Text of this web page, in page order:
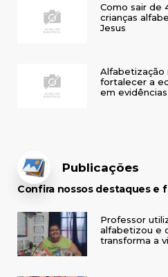
Como sair de
crianças
Jesus
Alfabetização
fortalecer a
em evidências
Publicações
Confira nossos destaques e
Professor
alfabetizou e
transforma a